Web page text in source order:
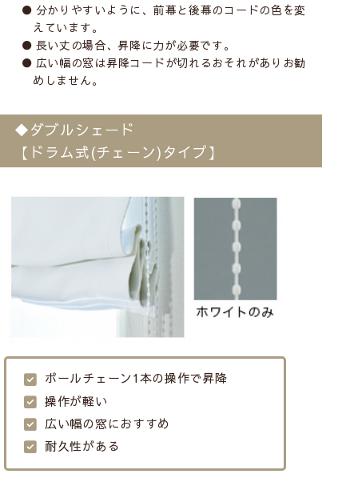
分かりやすいように、前幕と後幕のコードの色を変
えています。
長い丈の場合、昇降に力が必要です。
広い幅の窓は昇降コードが切れるおそれがありお勧
めしません。
◆ダブルシェード
【ドラム式(チェーン)タイプ】
ボールチェーン1本の操作で昇降
操作が軽い
広い幅の窓におすすめ
耐久性がある